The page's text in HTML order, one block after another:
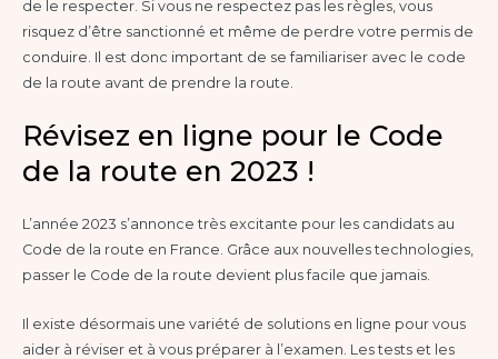
de le respecter. Si vous ne respectez pas les règles, vous
risquez d’être sanctionné et même de perdre votre permis de
conduire. Il est donc important de se familiariser avec le code
de la route avant de prendre la route.
Révisez en ligne pour le Code
de la route en 2023 !
L’année 2023 s’annonce très excitante pour les candidats au
Code de la route en France. Grâce aux nouvelles technologies,
passer le Code de la route devient plus facile que jamais.
Il existe désormais une variété de solutions en ligne pour vous
aider à réviser et à vous préparer à l’examen. Les tests et les